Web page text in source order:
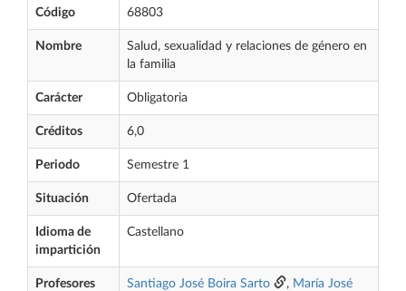
Código 68803
Nombre
Salud, sexualidad y relaciones de género en
la familia
Carácter Obligatoria
Créditos 6,0
Periodo Semestre 1
Situación Ofertada
Idioma de
impartición
Castellano
Profesores Santiago José Boira Sarto , María José